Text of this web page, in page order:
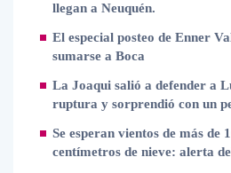
llegan a Neuquén.
El especial posteo de Enner
sumarse a Boca
La Joaqui salió a defender a
ruptura y sorprendió con un
Se esperan vientos de más de
centímetros de nieve: alerta